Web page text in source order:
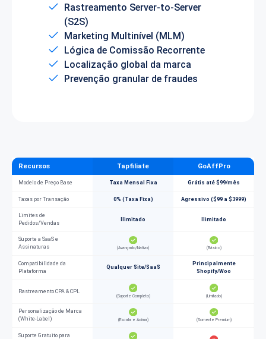
Rastreamento Server-to-Server
(S2S)
Marketing Multinível (MLM)
Lógica de Comissão Recorrente
Localização global da marca
Prevenção granular de fraudes
Recursos Tapfiliate GoAffPro
Modelo de Preço Base Taxa Mensal Fixa Grátis até $99/mês
Taxas por Transação 0% (Taxa Fixa) Agressivo ($99 a $3999)
Limites de
Pedidos/Vendas
Ilimitado Ilimitado
Suporte a SaaS e
Assinaturas
(Avançado/Nativo) (Básico)
Compatibilidade da
Plataforma
Qualquer Site/SaaS
Principalmente
Shopify/Woo
Rastreamento CPA & CPL
(Suporte Completo) (Limitado)
Personalização de Marca
(White-Label)
(Escala e Acima) (Somente Premium)
Suporte Gratuito para